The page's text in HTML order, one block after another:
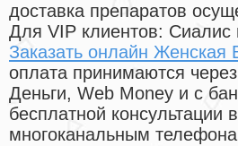
доставка препаратов
Для VIP клиентов: Сиалис
Заказать онлайн Женская
оплата принимаются
Деньги, Web Money и с
бесплатной
многоканальным